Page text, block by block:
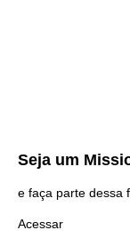
Seja um
e faça parte dessa
Acessar